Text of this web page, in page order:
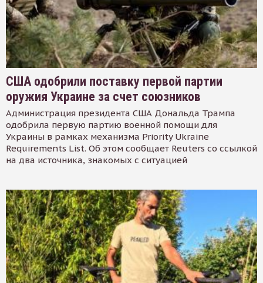
США одобрили поставку первой партии
оружия Украине за счет союзников
Администрация президента США Дональда Трампа
одобрила первую партию военной помощи для
Украины в рамках механизма Priority Ukraine
Requirements List. Об этом сообщает Reuters со ссылкой
на два источника, знакомых с ситуацией